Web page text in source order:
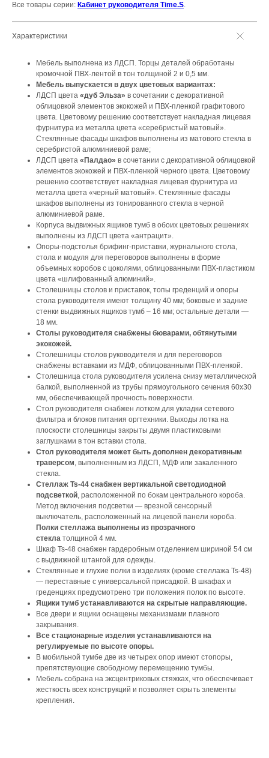
Все товары серии: Кабинет руководителя Time.S.
Характеристики
Мебель выполнена из ЛДСП. Торцы деталей обработаны
кромочной ПВХ-лентой в тон толщиной 2 и 0,5 мм.
Мебель выпускается в двух цветовых вариантах:
ЛДСП цвета «дуб Эльза» в сочетании с декоративной
облицовкой элементов экокожей и ПВХ-пленкой графитового
цвета. Цветовому решению соответствует накладная лицевая
фурнитура из металла цвета «серебристый матовый».
Стеклянные фасады шкафов выполнены из матового стекла в
серебристой алюминиевой раме;
ЛДСП цвета «Палдао» в сочетании с декоративной облицовкой
элементов экокожей и ПВХ-пленкой черного цвета. Цветовому
решению соответствует накладная лицевая фурнитура из
металла цвета «черный матовый». Стеклянные фасады
шкафов выполнены из тонированного стекла в черной
алюминиевой раме.
Корпуса выдвижных ящиков тумб в обоих цветовых решениях
выполнены из ЛДСП цвета «антрацит».
Опоры-подстолья брифинг-приставки, журнального стола,
стола и модуля для переговоров выполнены в форме
объемных коробов с цоколями, облицованными ПВХ-пластиком
цвета «шлифованный алюминий».
Столешницы столов и приставок, топы греденций и опоры
стола руководителя имеют толщину 40 мм; боковые и задние
стенки выдвижных ящиков тумб – 16 мм; остальные детали —
18 мм.
Столы руководителя снабжены бюварами, обтянутыми
экокожей.
Столешницы столов руководителя и для переговоров
снабжены вставками из МДФ, облицованными ПВХ-пленкой.
Столешница стола руководителя усилена снизу металлической
балкой, выполненной из трубы прямоугольного сечения 60х30
мм, обеспечивающей прочность поверхности.
Стол руководителя снабжен лотком для укладки сетевого
фильтра и блоков питания оргтехники. Выходы лотка на
плоскости столешницы закрыты двумя пластиковыми
заглушками в тон вставки стола.
Стол руководителя может быть дополнен декоративным
траверсом, выполненным из ЛДСП, МДФ или закаленного
стекла.
Стеллаж Ts-44 снабжен вертикальной светодиодной
подсветкой, расположенной по бокам центрального короба.
Метод включения подсветки — врезной сенсорный
выключатель, расположенный на лицевой панели короба.
Полки стеллажа выполнены из прозрачного
стекла толщиной 4 мм.
Шкаф Ts-48 снабжен гардеробным отделением шириной 54 см
с выдвижной штангой для одежды.
Стеклянные и глухие полки в изделиях (кроме стеллажа Ts-48)
— переставные с универсальной присадкой. В шкафах и
греденциях предусмотрено три положения полок по высоте.
Ящики тумб устанавливаются на скрытые направляющие.
Все двери и ящики оснащены механизмами плавного
закрывания.
Все стационарные изделия устанавливаются на
регулируемые по высоте опоры.
В мобильной тумбе две из четырех опор имеют стопоры,
препятствующие свободному перемещению тумбы.
Мебель собрана на эксцентриковых стяжках, что обеспечивает
жесткость всех конструкций и позволяет скрыть элементы
крепления.